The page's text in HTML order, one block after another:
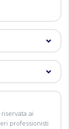
ai
professionisti